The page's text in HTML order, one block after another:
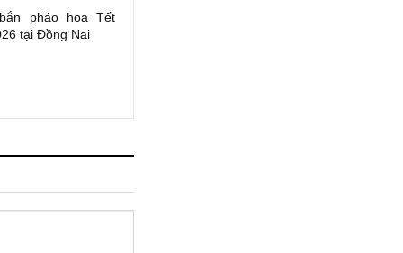
pháo hoa Tết
tại Đồng Nai